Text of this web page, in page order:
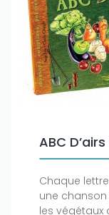
ABC
Chaque
une
les végétaux